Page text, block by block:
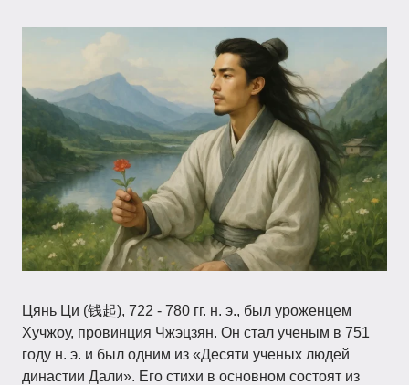
Цянь Ци (钱起), 722 - 780 гг. н. э., был уроженцем
Хучжоу, провинция Чжэцзян. Он стал ученым в 751
году н. э. и был одним из «Десяти ученых людей
династии Дали». Его стихи в основном состоят из